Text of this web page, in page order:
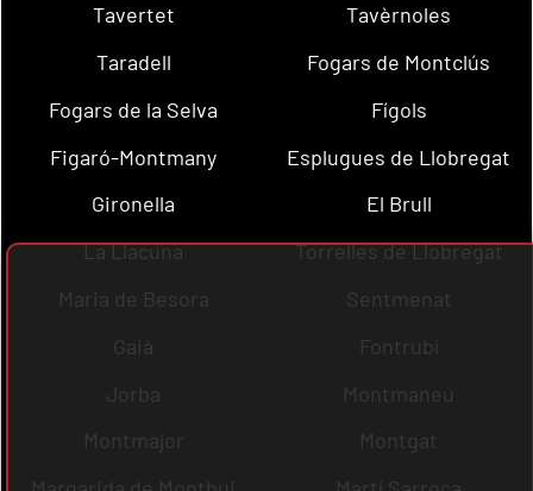
Tavertet
Tavèrnoles
Taradell
Fogars de Montclús
Fogars de la Selva
Fígols
Figaró-Montmany
Esplugues de Llobregat
Gironella
El Brull
La Llacuna
Torrelles de Llobregat
Maria de Besora
Sentmenat
Gaià
Fontrubí
Jorba
Montmaneu
Montmajor
Montgat